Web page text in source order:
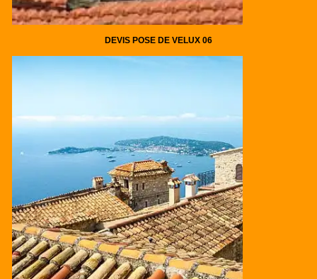
DEVIS POSE DE VELUX 06